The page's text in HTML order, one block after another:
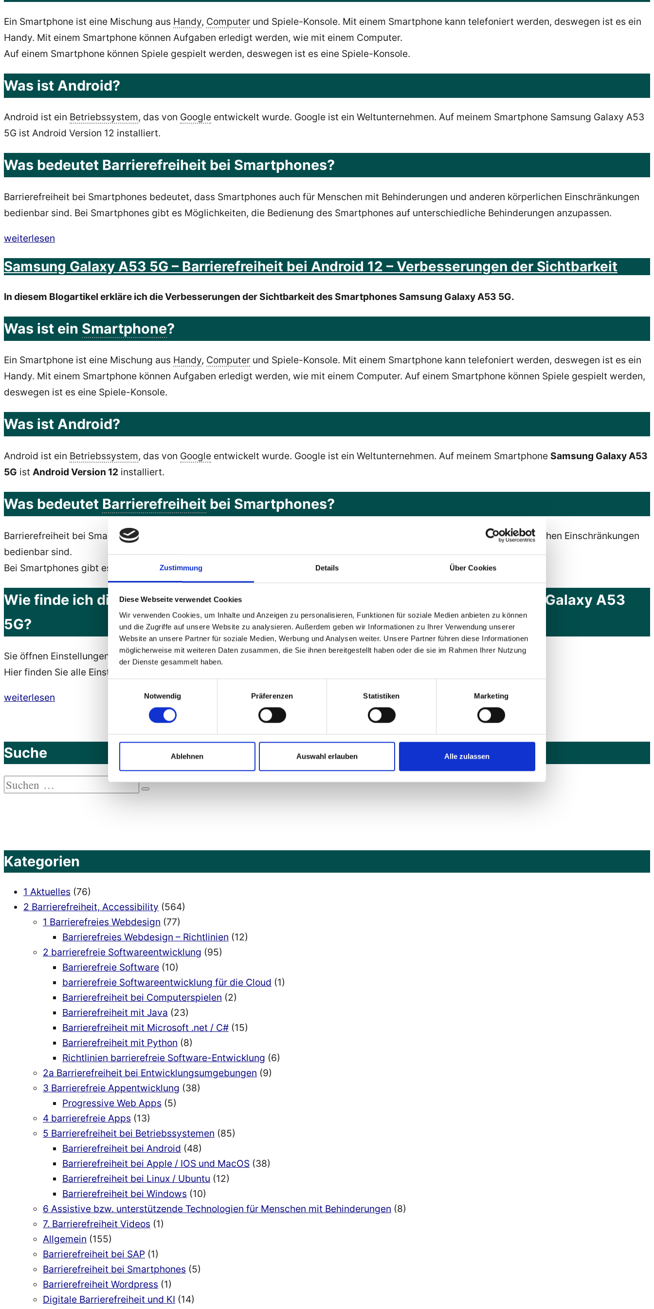
Zustimmung Details Über Cookies
Diese Webseite verwendet Cookies
Wir verwenden Cookies, um Inhalte und Anzeigen zu personalisieren, Funktionen für soziale Medien anbieten zu können
und die Zugriffe auf unsere Website zu analysieren. Außerdem geben wir Informationen zu Ihrer Verwendung unserer
Website an unsere Partner für soziale Medien, Werbung und Analysen weiter. Unsere Partner führen diese Informationen
möglicherweise mit weiteren Daten zusammen, die Sie ihnen bereitgestellt haben oder die sie im Rahmen Ihrer Nutzung
der Dienste gesammelt haben.
Notwendig
Präferenzen Statistiken Marketing
Ablehnen Auswahl erlauben Alle zulassen
Ein Smartphone ist eine Mischung aus Handy, Computer und Spiele-Konsole. Mit einem Smartphone kann telefoniert werden, deswegen ist es ein
Handy. Mit einem Smartphone können Aufgaben erledigt werden, wie mit einem Computer.
Auf einem Smartphone können Spiele gespielt werden, deswegen ist es eine Spiele-Konsole.
Was ist Android?
Android ist ein Betriebssystem, das von Google entwickelt wurde. Google ist ein Weltunternehmen. Auf meinem Smartphone Samsung Galaxy A53
5G ist Android Version 12 installiert.
Was bedeutet Barrierefreiheit bei Smartphones?
Barrierefreiheit bei Smartphones bedeutet, dass Smartphones auch für Menschen mit Behinderungen und anderen körperlichen Einschränkungen
bedienbar sind. Bei Smartphones gibt es Möglichkeiten, die Bedienung des Smartphones auf unterschiedliche Behinderungen anzupassen.
„Samsung
A53
–
Barrierefreiheit
bei
12
–
Anleitung“
weiterlesen
Samsung Galaxy A53 5G – Barrierefreiheit bei Android 12 – Verbesserungen der Sichtbarkeit
In diesem Blogartikel erkläre ich die Verbesserungen der Sichtbarkeit des Smartphones Samsung Galaxy A53 5G.
Was ist ein Smartphone?
Ein Smartphone ist eine Mischung aus Handy, Computer und Spiele-Konsole. Mit einem Smartphone kann telefoniert werden, deswegen ist es ein
Handy. Mit einem Smartphone können Aufgaben erledigt werden, wie mit einem Computer. Auf einem Smartphone können Spiele gespielt werden,
deswegen ist es eine Spiele-Konsole.
Was ist Android?
Android ist ein Betriebssystem, das von Google entwickelt wurde. Google ist ein Weltunternehmen. Auf meinem Smartphone Samsung Galaxy A53
5G ist Android Version 12 installiert.
Was bedeutet Barrierefreiheit bei Smartphones?
Barrierefreiheit bei Smartphones bedeutet, dass Smartphones auch für Menschen mit Behinderungen und anderen körperlichen Einschränkungen
bedienbar sind.
Bei Smartphones gibt es Möglichkeiten, die Bedienung des Smartphones auf unterschiedliche Behinderungen anzupassen.
Wie finde ich die Einstellungen zur Barrierefreiheit beim Smartphone Samsung Galaxy A53
5G?
Sie öffnen Einstellungen, dann tippen Sie auf „Eingabehilfe“.
Hier finden Sie alle Einstellungsmöglichkeiten zur Barrierefreiheit auf Ihrem
„Samsung
5G
–
Barrierefreiheit
bei
Verbesserungen
der
Sichtbarkeit“
weiterlesen
Suche
Suchen
Kategorien
1 Aktuelles (76)
2 Barrierefreiheit, Accessibility (564)
1 Barrierefreies Webdesign (77)
Barrierefreies Webdesign – Richtlinien (12)
2 barrierefreie Softwareentwicklung (95)
Barrierefreie Software (10)
barrierefreie Softwareentwicklung für die Cloud (1)
Barrierefreiheit bei Computerspielen (2)
Barrierefreiheit mit Java (23)
Barrierefreiheit mit Microsoft .net / C# (15)
Barrierefreiheit mit Python (8)
Richtlinien barrierefreie Software-Entwicklung (6)
2a Barrierefreiheit bei Entwicklungsumgebungen (9)
3 Barrierefreie Appentwicklung (38)
Progressive Web Apps (5)
4 barrierefreie Apps (13)
5 Barrierefreiheit bei Betriebssystemen (85)
Barrierefreiheit bei Android (48)
Barrierefreiheit bei Apple / IOS und MacOS (38)
Barrierefreiheit bei Linux / Ubuntu (12)
Barrierefreiheit bei Windows (10)
6 Assistive bzw. unterstützende Technologien für Menschen mit Behinderungen (8)
7. Barrierefreiheit Videos (1)
Allgemein (155)
Barrierefreiheit bei SAP (1)
Barrierefreiheit bei Smartphones (5)
Barrierefreiheit Wordpress (1)
Digitale Barrierefreiheit und KI (14)